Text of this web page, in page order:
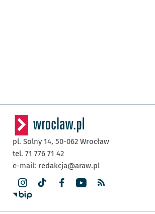
pl. Solny 14, 50-062 Wrocław
tel. 71 776 71 42
e-mail: redakcja@araw.pl